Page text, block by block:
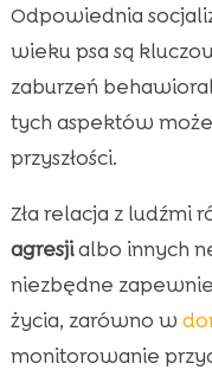
Odpowiednia
wieku psa są
zaburzeń
tych aspektów
przyszłości.
Zła relacja z ludźmi
agresjialbo innych
niezbędne
życia, zarówno w
monitorowanie